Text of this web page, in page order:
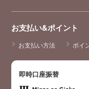
お支払い&ポイント
お支払い方法 ポイ
即時口座振替